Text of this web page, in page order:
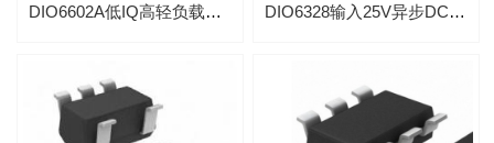
DIO6602A低IQ高轻负载效率同步1.5A升压转换IC DIO6328输入25V异步DC-DC升压转换芯片